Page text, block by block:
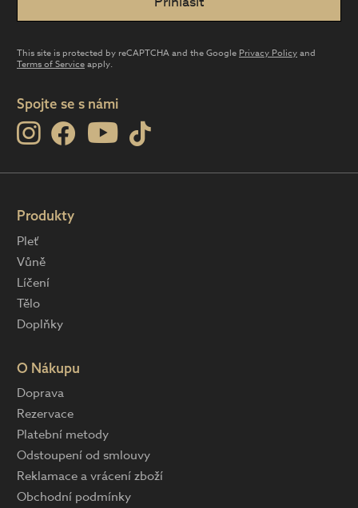
This site is protected by reCAPTCHA and the Google Privacy Policyand
Terms of Serviceapply.
Spojte se s námi
Produkty
Pleť
Vůně
Líčení
Tělo
Doplňky
O Nákupu
Doprava
Rezervace
Platební metody
Odstoupení od smlouvy
Reklamace a vrácení zboží
Obchodní podmínky